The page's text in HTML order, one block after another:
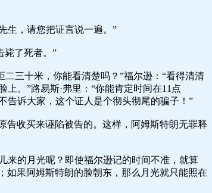
生，请您把证言说一遍。”
毙了死者。”
二三十米，你能看清楚吗？”福尔逊：“看得清清
。”路易斯·弗里：“你能肯定时间在11点
告诉大家，这个证人是个彻头彻尾的骗子！”
告收买来诬陷被告的。这样，阿姆斯特朗无罪释
来的月光呢？即使福尔逊记的时间不准，就算
如果阿姆斯特朗的脸朝东，那么月光就只能照在